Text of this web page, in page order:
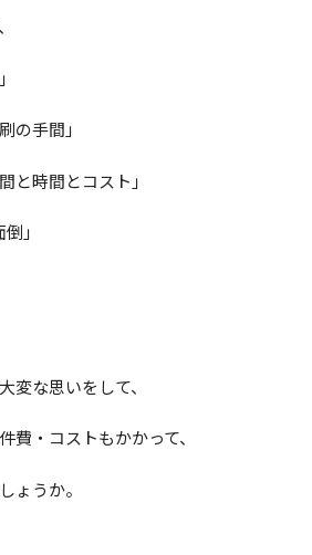
の手間」
と時間とコスト」
」
変な思いをして、
費・コストもかかって、
ょうか。